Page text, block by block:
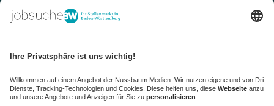
kaufinBW
NussbaumID
Nussbaum Medien